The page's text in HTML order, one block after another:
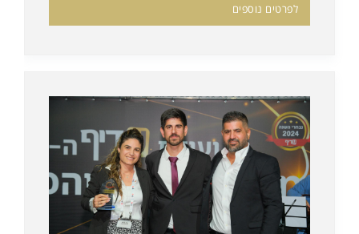
לפרטים נוספים